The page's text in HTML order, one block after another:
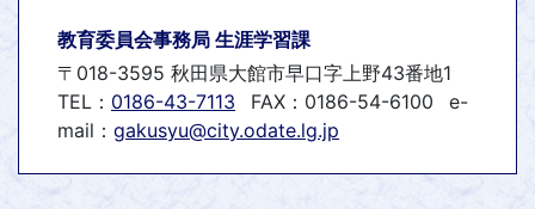
教育委員会事務局 生涯学習課
〒018-3595 秋田県大館市早口字上野43番地1
TEL： 0186-43-7113 FAX：0186-54-6100
e-
mail： gakusyu@city.odate.lg.jp